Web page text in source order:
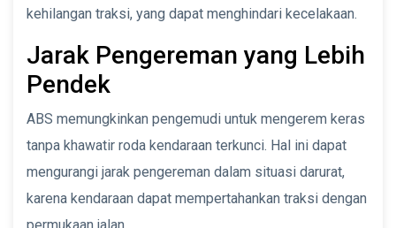
kehilangan traksi, yang dapat menghindari kecelakaan.
Jarak Pengereman yang Lebih
Pendek
ABS memungkinkan pengemudi untuk mengerem keras
tanpa khawatir roda kendaraan terkunci. Hal ini dapat
mengurangi jarak pengereman dalam situasi darurat,
karena kendaraan dapat mempertahankan traksi dengan